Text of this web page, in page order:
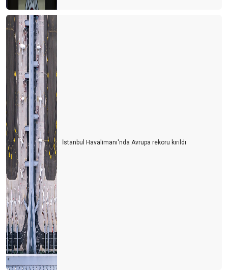
İstanbul Havalimanı'nda Avrupa rekoru kırıldı